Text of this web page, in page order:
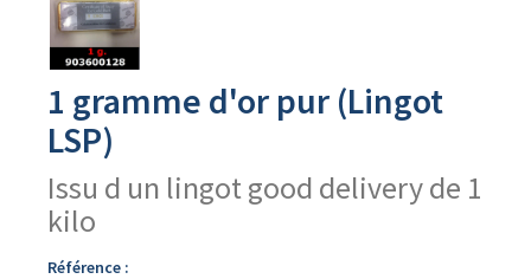
produit
1 gramme d'or pur (Lingot
LSP)
Issu d un lingot good delivery de 1
kilo
Référence :